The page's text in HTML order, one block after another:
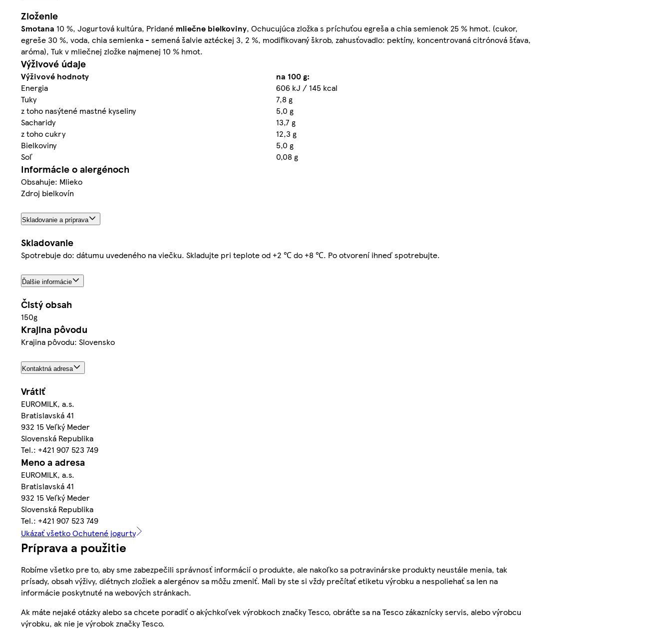
Zloženie
Smotana 10 %, Jogurtová kultúra, Pridané mliečne bielkoviny, Ochucujúca zložka s príchuťou egreša a chia semienok 25 % hmot. (cukor,
egreše 30 %, voda, chia semienka - semená šalvie aztéckej 3, 2 %, modifikovaný škrob, zahusťovadlo: pektíny, koncentrovaná citrónová šťava,
aróma), Tuk v mliečnej zložke najmenej 10 % hmot.
Výživové údaje
Výživové hodnoty
na 100 g:
Energia
606 kJ / 145 kcal
Tuky
7,8 g
z toho nasýtené mastné kyseliny
5,0 g
Sacharidy
13,7 g
z toho cukry
12,3 g
Bielkoviny
5,0 g
Soľ
0,08 g
Informácie o alergénoch
Obsahuje: Mlieko
Zdroj bielkovín
Skladovanie a príprava
Skladovanie
Spotrebuje do: dátumu uvedeného na viečku. Skladujte pri teplote od +2 ℃ do +8 ℃. Po otvorení ihneď spotrebujte.
Ďalšie informácie
Čistý obsah
150g
Krajina pôvodu
Krajina pôvodu: Slovensko
Kontaktná adresa
Vrátiť
EUROMILK, a.s.
Bratislavská 41
932 15 Veľký Meder
Slovenská Republika
Tel.: +421 907 523 749
Meno a adresa
EUROMILK, a.s.
Bratislavská 41
932 15 Veľký Meder
Slovenská Republika
Tel.: +421 907 523 749
Ukázať všetko Ochutené jogurty
Príprava a použitie
Robíme všetko pre to, aby sme zabezpečili správnosť informácií o produkte, ale nakoľko sa potravinárske produkty neustále menia, tak
prísady, obsah výživy, diétnych zložiek a alergénov sa môžu zmeniť. Mali by ste si vždy prečítať etiketu výrobku a nespoliehať sa len na
informácie poskytnuté na webových stránkach.
Ak máte nejaké otázky alebo sa chcete poradiť o akýchkoľvek výrobkoch značky Tesco, obráťte sa na Tesco zákaznícky servis, alebo výrobcu
výrobku, ak nie je výrobok značky Tesco.